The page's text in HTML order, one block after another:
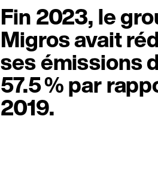
Fin 2023, le
Migros avait
ses émissions
57.5 % par
2019.